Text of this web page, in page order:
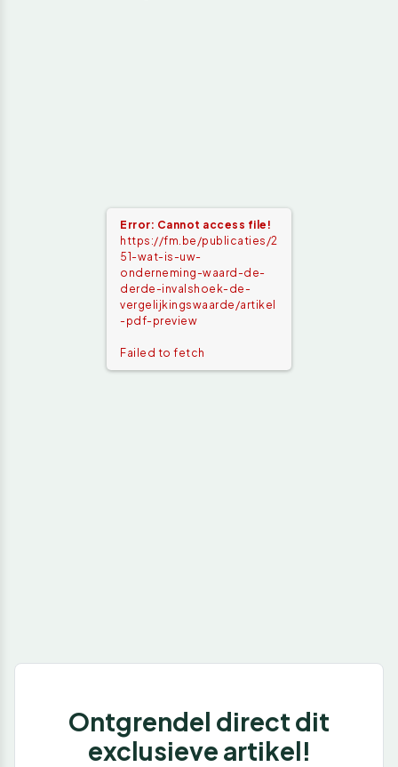
Error: Cannot access file!
https://fm.be/publicaties/2
51-wat-is-uw-
onderneming-waard-de-
derde-invalshoek-de-
vergelijkingswaarde/artikel
-pdf-preview
Failed to fetch
Ontgrendel direct dit
exclusieve artikel!